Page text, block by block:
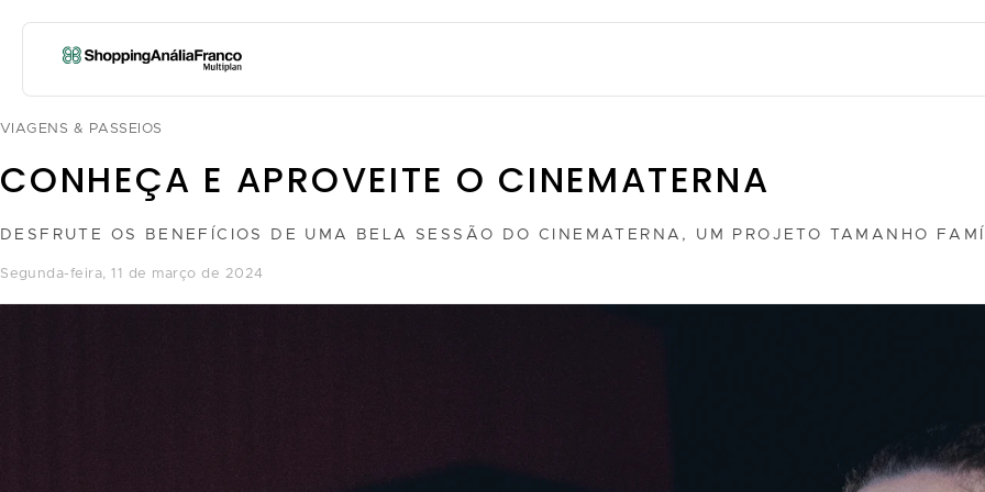
VIAGENS & PASSEIOS
CONHEÇA E APROVEITE O CINEMATERNA
DESFRUTE OS BENEFÍCIOS DE UMA BELA SESSÃO DO CINEMATERNA, UM PROJETO TAMANHO
segunda-feira, 11 de março de 2024